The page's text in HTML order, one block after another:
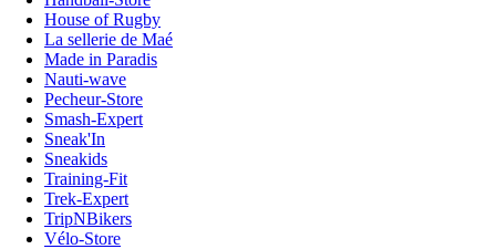
House of Rugby
La sellerie de Maé
Made in Paradis
Nauti-wave
Pecheur-Store
Smash-Expert
Sneak'In
Sneakids
Training-Fit
Trek-Expert
TripNBikers
Vélo-Store